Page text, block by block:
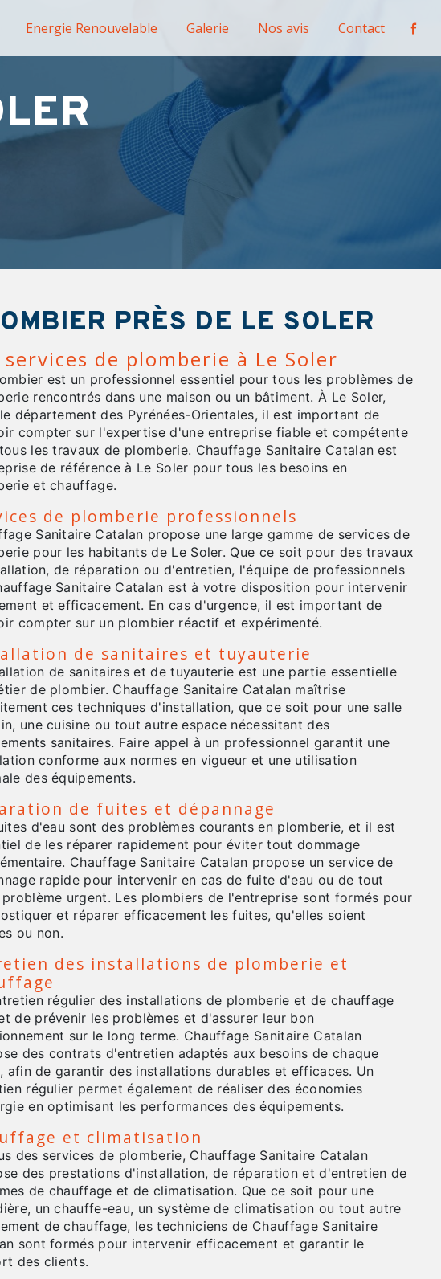
Energie Renouvelable Galerie Nos avis Contact
PRÈS DE LE SOLER
services de plomberie à Le Soler
est un professionnel essentiel pour tous les problèmes de
rencontrés dans une maison ou un bâtiment. À Le Soler,
département des Pyrénées-Orientales, il est important de
compter sur l'expertise d'une entreprise fiable et compétente
les travaux de plomberie. Chauffage Sanitaire Catalan est
de référence à Le Soler pour tous les besoins en
et chauffage.
de plomberie professionnels
Sanitaire Catalan propose une large gamme de services de
pour les habitants de Le Soler. Que ce soit pour des travaux
de réparation ou d'entretien, l'équipe de professionnels
Sanitaire Catalan est à votre disposition pour intervenir
et efficacement. En cas d'urgence, il est important de
compter sur un plombier réactif et expérimenté.
de sanitaires et tuyauterie
de sanitaires et de tuyauterie est une partie essentielle
de plombier. Chauffage Sanitaire Catalan maîtrise
ces techniques d'installation, que ce soit pour une salle
une cuisine ou tout autre espace nécessitant des
sanitaires. Faire appel à un professionnel garantit une
conforme aux normes en vigueur et une utilisation
des équipements.
de fuites et dépannage
d'eau sont des problèmes courants en plomberie, et il est
de les réparer rapidement pour éviter tout dommage
Chauffage Sanitaire Catalan propose un service de
rapide pour intervenir en cas de fuite d'eau ou de tout
urgent. Les plombiers de l'entreprise sont formés pour
et réparer efficacement les fuites, qu'elles soient
ou non.
des installations de plomberie et
régulier des installations de plomberie et de chauffage
de prévenir les problèmes et d'assurer leur bon
sur le long terme. Chauffage Sanitaire Catalan
des contrats d'entretien adaptés aux besoins de chaque
afin de garantir des installations durables et efficaces. Un
régulier permet également de réaliser des économies
en optimisant les performances des équipements.
et climatisation
des services de plomberie, Chauffage Sanitaire Catalan
des prestations d'installation, de réparation et d'entretien de
de chauffage et de climatisation. Que ce soit pour une
un chauffe-eau, un système de climatisation ou tout autre
de chauffage, les techniciens de Chauffage Sanitaire
sont formés pour intervenir efficacement et garantir le
des clients.